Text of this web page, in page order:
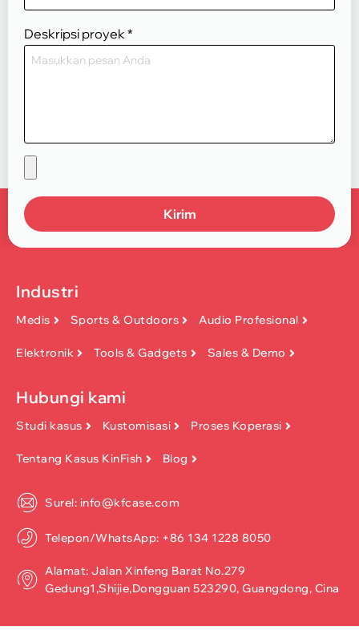
Deskripsi proyek*
Kirim
Industri
Medis Sports & Outdoors Audio Profesional
Elektronik Tools & Gadgets Sales & Demo
Hubungi kami
Studi kasus Kustomisasi Proses Koperasi
Tentang Kasus KinFish Blog
Surel: info@kfcase.com
Telepon/WhatsApp: +86 134 1228 8050
Alamat: Jalan Xinfeng Barat No.279
Gedung1,Shijie,Dongguan 523290, Guangdong, Cina